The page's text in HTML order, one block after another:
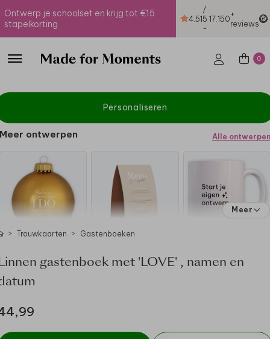
Ontwerp je schoolset en krijg tot €15
stapelkorting
4.51
/
5
-
17.150+
reviews
0
Personaliseren
Meer ontwerpen Alle ontwerpen
Meer
Trouwkaarten Gastenboeken
gastenboek met 'LOVE' , namen en